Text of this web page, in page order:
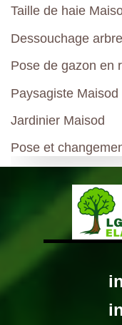
Taille de haie
Dessouchage
Pose de gazon en
Paysagiste Maisod
Jardinier Maisod
Pose et